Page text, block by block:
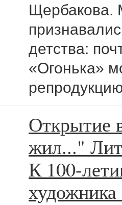
Щербакова.
детства:
«Огонька»
Открытие
жил..."
К 100-